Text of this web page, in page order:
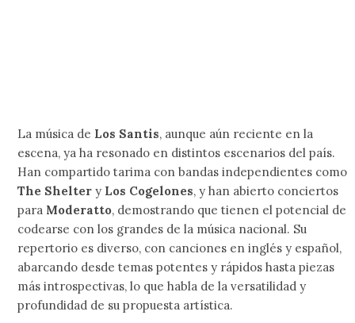
La música de Los Santis, aunque aún reciente en la
escena, ya ha resonado en distintos escenarios del país.
Han compartido tarima con bandas independientes como
The Sheltery Los Cogelones, y han abierto conciertos
para Moderatto, demostrando que tienen el potencial de
codearse con los grandes de la música nacional. Su
repertorio es diverso, con canciones en inglés y español,
abarcando desde temas potentes y rápidos hasta piezas
más introspectivas, lo que habla de la versatilidad y
profundidad de su propuesta artística.